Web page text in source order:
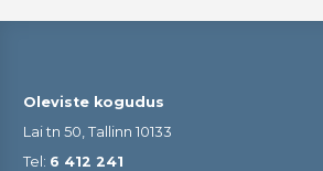
Oleviste kogudus
Lai tn 50, Tallinn 10133
Tel: 6 412 241